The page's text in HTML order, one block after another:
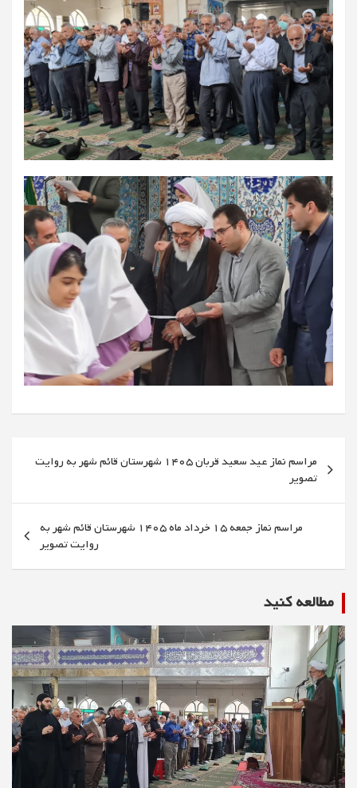
نوشته
مراسم نماز عید سعید قربان 1405 شهرستان قائم شهر به روایت
تصویر
مراسم نماز جمعه 15 خرداد ماه 1405 شهرستان قائم شهر به
روایت تصویر
مطالعه كنيد